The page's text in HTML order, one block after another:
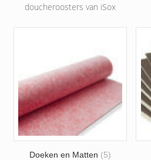
doucheroosters van iSox
Doeken en Matten (5)